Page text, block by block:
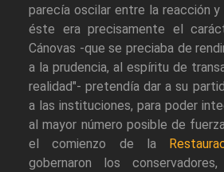
parecía oscilar entre la reacción y
éste era precisamente el
Cánovas -que se preciaba de
a la prudencia, al espíritu de
realidad"- pretendía dar a su
a las instituciones, para poder
al mayor número posible de
el comienzo de la
gobernaron los